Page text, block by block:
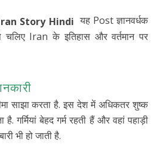
Story Hindi यह Post ज्ञानवर्धक
चलिए Iran के इतिहास और वर्तमान पर
साझा करता है. इस देश में अधिकतर शुष्क
गर्मियां बेहद गर्म रहती हैं और वहां पहाड़ी
भी हो जाती है.